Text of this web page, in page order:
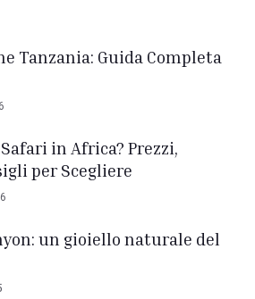
Tanzania: Guida Completa
in Africa? Prezzi,
per Scegliere
un gioiello naturale del